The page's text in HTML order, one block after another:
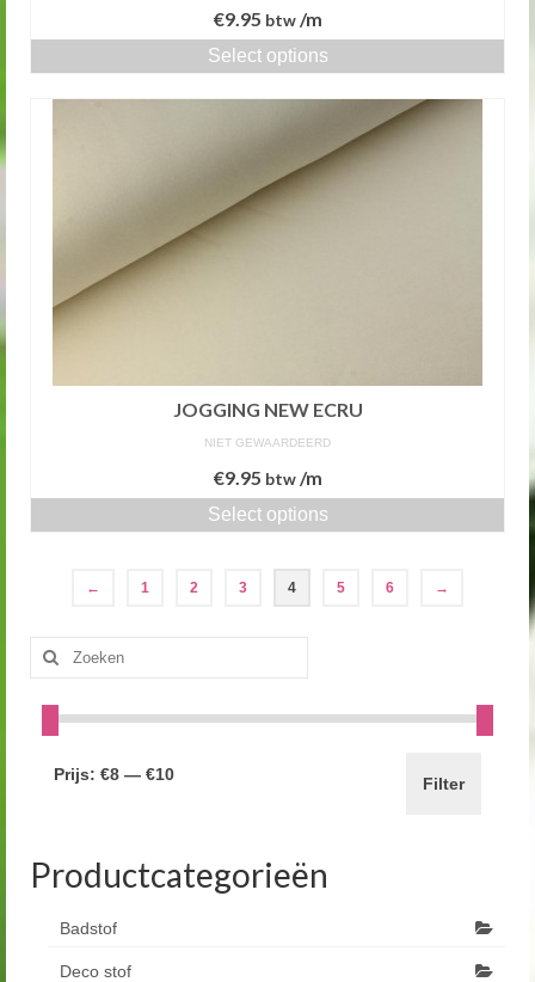
€9.95 btw/m
Select options
JOGGING NEW ECRU
NIET GEWAARDEERD
€9.95 btw/m
Select options
← 1 2 3 4 5 6 →
Zoeken
naar:
Filter
Prijs: €8 — €10
Productcategorieën
Badstof
Deco stof